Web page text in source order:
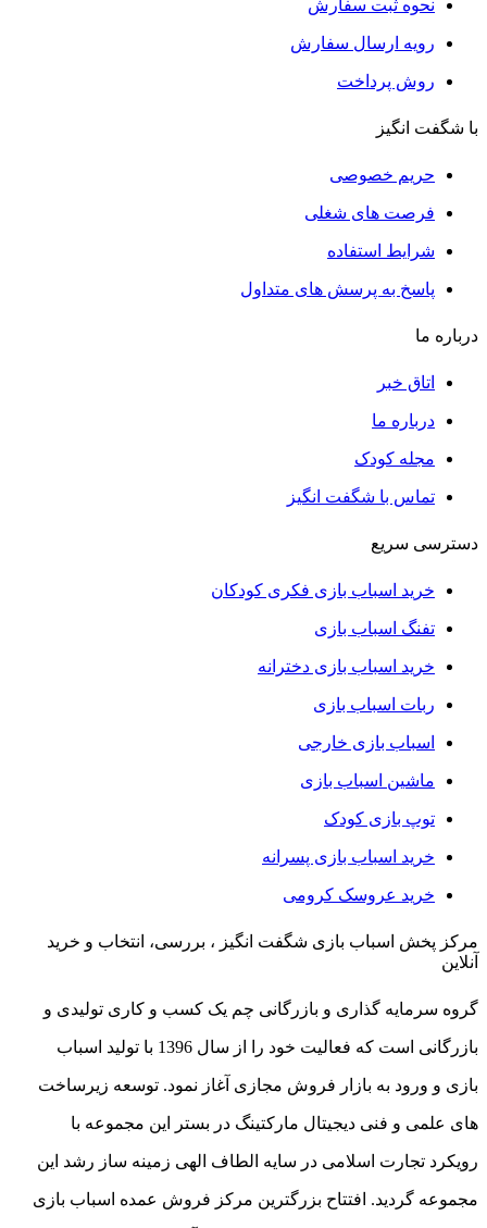
نحوه ثبت سفارش
رویه ارسال سفارش
روش پرداخت
با شگفت انگیز
حریم خصوصی
فرصت های شغلی
شرایط استفاده
پاسخ به پرسش های متداول
درباره ما
اتاق خبر
درباره ما
مجله کودک
تماس با شگفت انگیز
دسترسی سریع
خرید اسباب بازی فکری کودکان
تفنگ اسباب بازی
خرید اسباب بازی دخترانه
ربات اسباب بازی
اسباب بازی خارجی
ماشین اسباب بازی
توپ بازی کودک
خرید اسباب بازی پسرانه
خرید عروسک کرومی
مرکز پخش اسباب بازی شگفت انگیز ، بررسی، انتخاب و خرید
آنلاین
گروه سرمایه گذاری و بازرگانی چم یک کسب و کاری تولیدی و
بازرگانی است که فعالیت خود را از سال 1396 با تولید اسباب
بازی و ورود به بازار فروش مجازی آغاز نمود. توسعه زیرساخت
های علمی و فنی دیجیتال مارکتینگ در بستر این مجموعه با
رویکرد تجارت اسلامی در سایه الطاف الهی زمینه ساز رشد این
مجموعه گردید. افتتاح بزرگترین مرکز فروش عمده اسباب بازی